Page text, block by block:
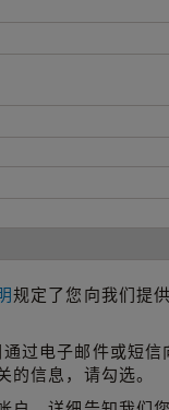
规定了您向我们提
过电子邮件或短信
的信息，请勾选。